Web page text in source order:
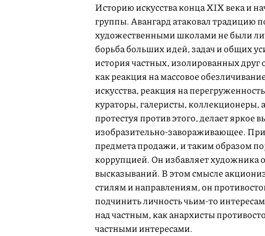
Историю искусства конца XIX века и
группы. Авангард атаковал традицию
художественными школами не были
борьба больших идей, задач и общих
история частных, изолированных
как реакция на массовое
искусства, реакция на
кураторы, галеристы,
протестуя против этого, делает яркое
изобразительно-завораживающее. При
предмета продажи, и таким образом
коррупцией. Он избавляет художника
высказываний. В этом смысле
стилям и направлениям, он
подчинить личность чьим-то
над частным, как анархисты
частными интересами.